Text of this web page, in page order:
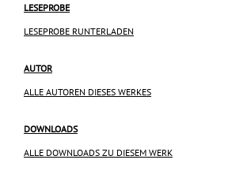
LESEPROBE
LESEPROBE RUNTERLADEN
AUTOR
ALLE AUTOREN DIESES WERKES
DOWNLOADS
ALLE DOWNLOADS ZU DIESEM WERK